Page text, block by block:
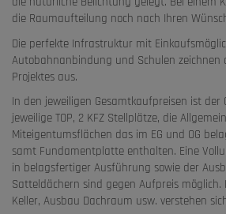
die Raumaufteilung noch nach Ihren
Die perfekte Infrastruktur mit
Autobahnanbindung und Schulen zeichnen
Projektes aus.
In den jeweiligen Gesamtkaufpreisen ist
jeweilige TOP, 2 KFZ Stellplätze, die
Miteigentumsflächen das im EG und OG
samt Fundamentplatte enthalten. Eine
in belagsfertiger Ausführung sowie der
Satteldächern sind gegen Aufpreis möglich.
Keller, Ausbau Dachraum usw. verstehen